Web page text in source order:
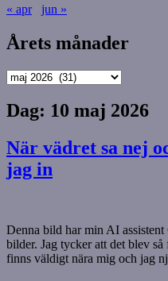
« apr
jun »
Årets månader
Årets
Dag: 10 maj 2026
När vädret sa nej
jag in
Denna bild har min AI
bilder. Jag tycker att det blev
finns väldigt nära mig och jag